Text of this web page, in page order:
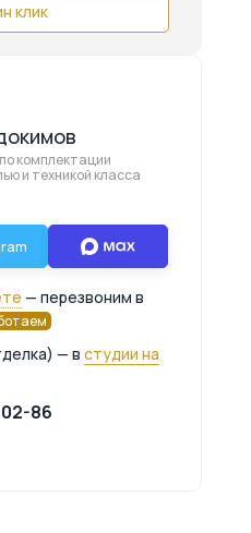
клик
комплектации
и техникой класса
— перезвоним в
— в студии на
86